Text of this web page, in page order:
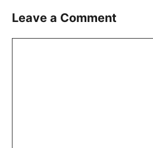
Leave a Comment